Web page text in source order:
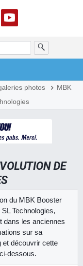
photos
MBK
DE
du MBK Booster
Technologies,
dans les anciennes
sur sa
et découvrir cette
dessous.